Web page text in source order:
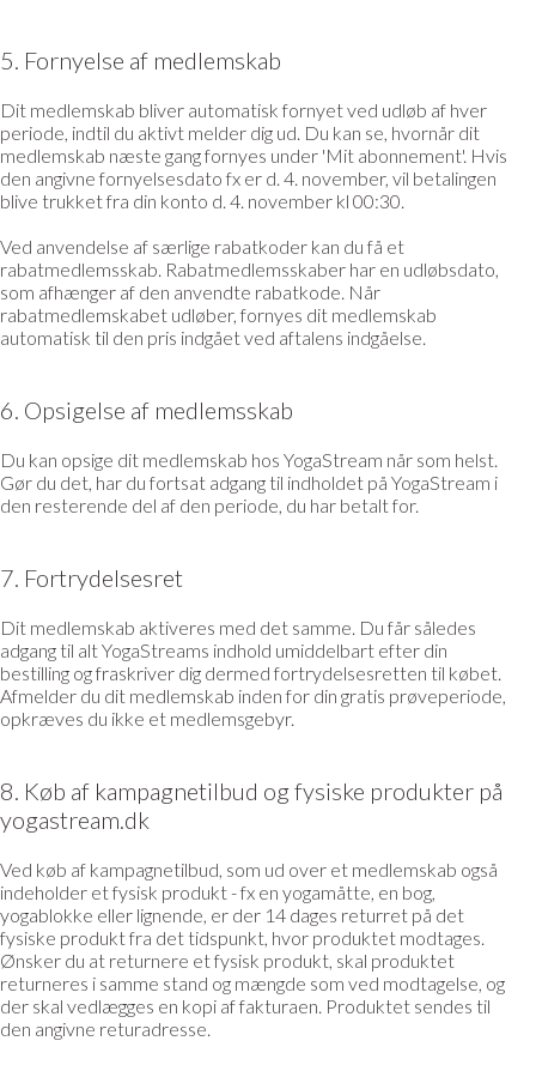
5. Fornyelse af medlemskab
Dit medlemskab bliver automatisk fornyet ved udløb af hver
periode, indtil du aktivt melder dig ud. Du kan se, hvornår dit
medlemskab næste gang fornyes under 'Mit abonnement'. Hvis
den angivne fornyelsesdato fx er d. 4. november, vil betalingen
blive trukket fra din konto d. 4. november kl 00:30.
Ved anvendelse af særlige rabatkoder kan du få et
rabatmedlemsskab. Rabatmedlemsskaber har en udløbsdato,
som afhænger af den anvendte rabatkode. Når
rabatmedlemskabet udløber, fornyes dit medlemskab
automatisk til den pris indgået ved aftalens indgåelse.
6. Opsigelse af medlemsskab
Du kan opsige dit medlemskab hos YogaStream når som helst.
Gør du det, har du fortsat adgang til indholdet på YogaStream i
den resterende del af den periode, du har betalt for.
7. Fortrydelsesret
Dit medlemskab aktiveres med det samme. Du får således
adgang til alt YogaStreams indhold umiddelbart efter din
bestilling og fraskriver dig dermed fortrydelsesretten til købet.
Afmelder du dit medlemskab inden for din gratis prøveperiode,
opkræves du ikke et medlemsgebyr.
8. Køb af kampagnetilbud og fysiske produkter på
yogastream.dk
Ved køb af kampagnetilbud, som ud over et medlemskab også
indeholder et fysisk produkt - fx en yogamåtte, en bog,
yogablokke eller lignende, er der 14 dages returret på det
fysiske produkt fra det tidspunkt, hvor produktet modtages.
Ønsker du at returnere et fysisk produkt, skal produktet
returneres i samme stand og mængde som ved modtagelse, og
der skal vedlægges en kopi af fakturaen. Produktet sendes til
den angivne returadresse.